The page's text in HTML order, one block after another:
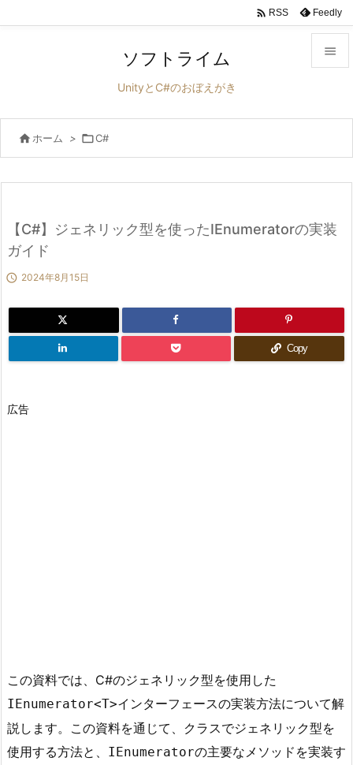


前へ
次へ
 RSS Feedly
ソフトライム
UnityとC#のおぼえがき
 ホーム > C#
【C#】ジェネリック型を使ったIEnumeratorの実装
ガイド
 2024年8月15日
Copy
広告
この資料では、C#のジェネリック型を使用した
IEnumerator<T>インターフェースの実装方法について解
説します。この資料を通じて、クラスでジェネリック型を
使用する方法と、 IEnumeratorの主要なメソッドを実装す